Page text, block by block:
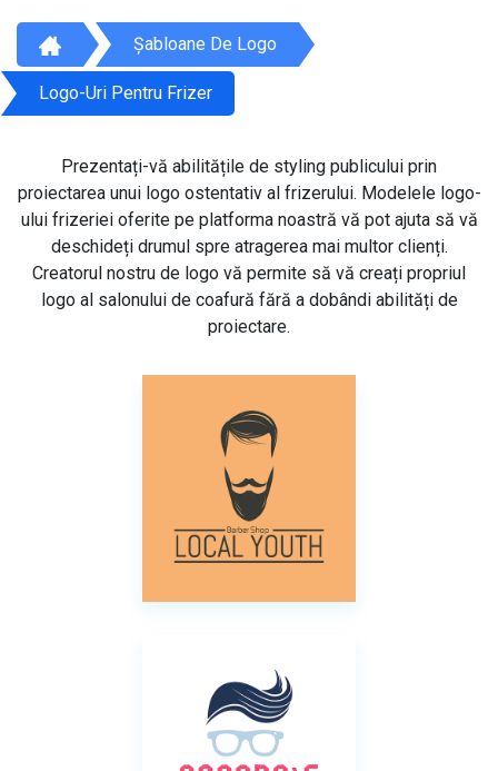
Șabloane De Logo
Logo-Uri Pentru Frizer
Prezentați-vă abilitățile de styling publicului prin
proiectarea unui logo ostentativ al frizerului. Modelele logo-
ului frizeriei oferite pe platforma noastră vă pot ajuta să vă
deschideți drumul spre atragerea mai multor clienți.
Creatorul nostru de logo vă permite să vă creați propriul
logo al salonului de coafură fără a dobândi abilități de
proiectare.